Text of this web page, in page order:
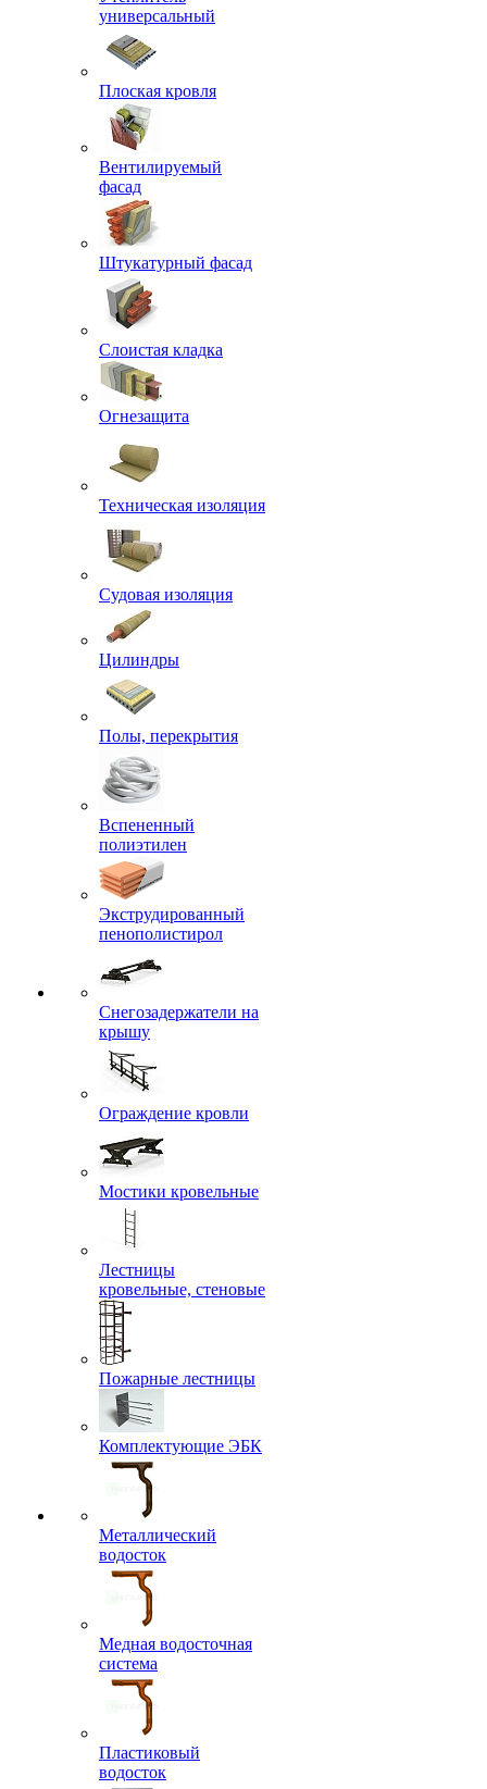
универсальный
Плоская кровля
Вентилируемый
фасад
Штукатурный фасад
Слоистая кладка
Огнезащита
Техническая изоляция
Судовая изоляция
Цилиндры
Полы, перекрытия
Вспененный
полиэтилен
Экструдированный
пенополистирол
Снегозадержатели на
крышу
Ограждение кровли
Мостики кровельные
Лестницы
кровельные, стеновые
Пожарные лестницы
Комплектующие ЭБК
Металлический
водосток
Медная водосточная
система
Пластиковый
водосток